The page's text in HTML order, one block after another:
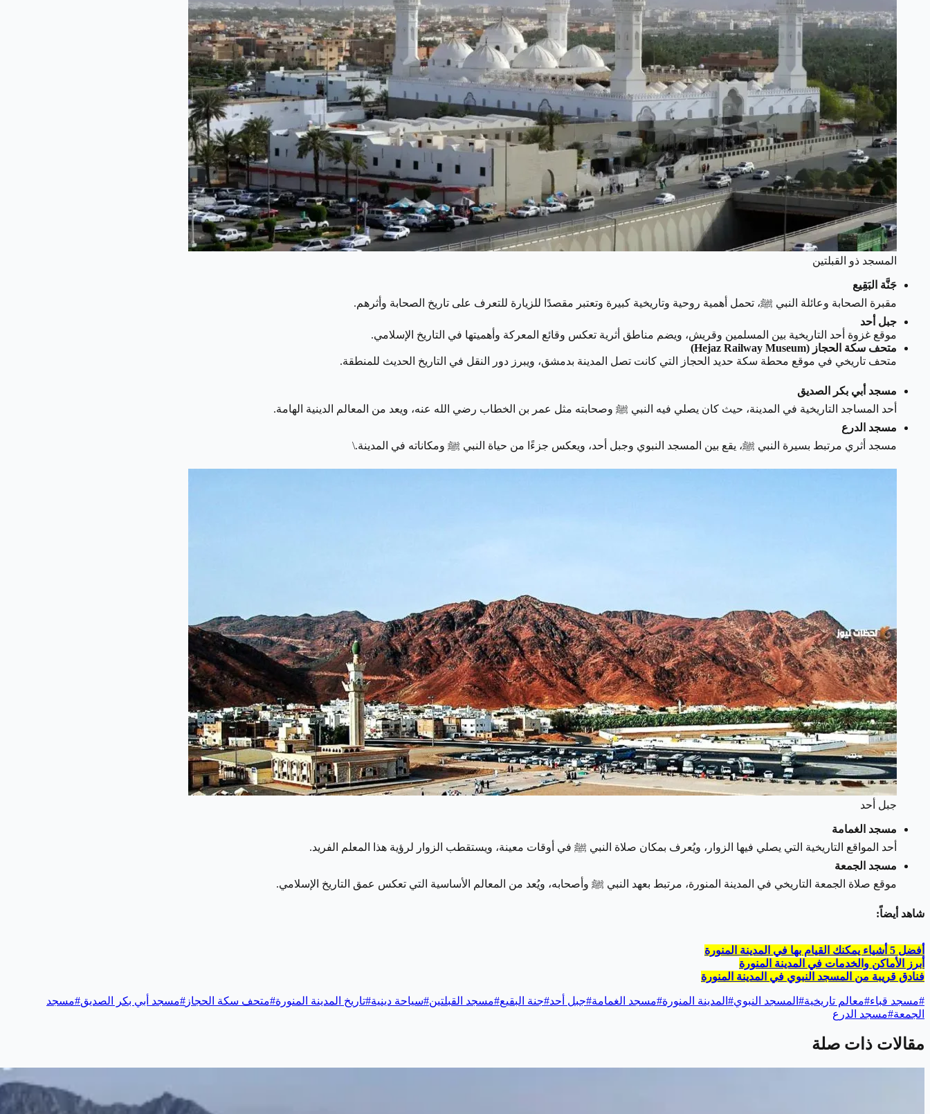
المسجد ذو القبلتين
جَنَّة البَقِيع
مقبرة الصحابة وعائلة النبي ﷺ، تحمل أهمية روحية وتاريخية كبيرة وتعتبر مقصدًا للزيارة للتعرف على تاريخ الصحابة وأثرهم.
جبل أحد
موقع غزوة أحد التاريخية بين المسلمين وقريش، ويضم مناطق أثرية تعكس وقائع المعركة وأهميتها في التاريخ الإسلامي.
متحف سكة الحجاز (Hejaz Railway Museum)
متحف تاريخي في موقع محطة سكة حديد الحجاز التي كانت تصل المدينة بدمشق، ويبرز دور النقل في التاريخ الحديث للمنطقة.
مسجد أبي بكر الصديق
أحد المساجد التاريخية في المدينة، حيث كان يصلي فيه النبي ﷺ وصحابته مثل عمر بن الخطاب رضي الله عنه، ويعد من المعالم الدينية الهامة.
مسجد الدرع
مسجد أثري مرتبط بسيرة النبي ﷺ، يقع بين المسجد النبوي وجبل أحد، ويعكس جزءًا من حياة النبي ﷺ ومكاناته في المدينة.\
جبل أحد
مسجد الغمامة
أحد المواقع التاريخية التي يصلي فيها الزوار، ويُعرف بمكان صلاة النبي ﷺ في أوقات معينة، ويستقطب الزوار لرؤية هذا المعلم الفريد.
مسجد الجمعة
موقع صلاة الجمعة التاريخي في المدينة المنورة، مرتبط بعهد النبي ﷺ وأصحابه، ويُعد من المعالم الأساسية التي تعكس عمق التاريخ الإسلامي.
شاهد أيضاً:
أفضل 5 أشياء يمكنك القيام بها في المدينة المنورة
أبرز الأماكن والخدمات في المدينة المنورة
فنادق قريبة من المسجد النبوي في المدينة المنورة
#مسجد قباء#معالم تاريخية# المسجد النبوي# المدينة المنورة#مسجد الغمامة#جبل أحد#جنة البقيع#مسجد القبلتين#سياحة دينية#تاريخ المدينة المنورة#متحف سكة الحجاز #مسجد أبي بكر الصديق#مسجد
الجمعة#مسجد الدرع
مقالات ذات صلة